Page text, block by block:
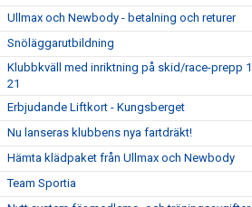
Ullmax och Newbody - betalning och returer
Snöläggarutbildning
Klubbkväll med inriktning på skid/race-prepp
21
Erbjudande Liftkort - Kungsberget
Nu lanseras klubbens nya fartdräkt!
Hämta klädpaket från Ullmax och Newbody
Team Sportia